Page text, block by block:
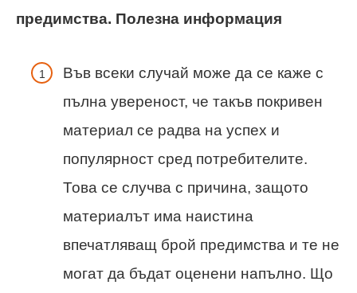
предимства. Полезна информация
Във всеки случай може да се каже с
пълна увереност, че такъв покривен
материал се радва на успех и
популярност сред потребителите.
Това се случва с причина, защото
материалът има наистина
впечатляващ брой предимства и те не
могат да бъдат оценени напълно. Що